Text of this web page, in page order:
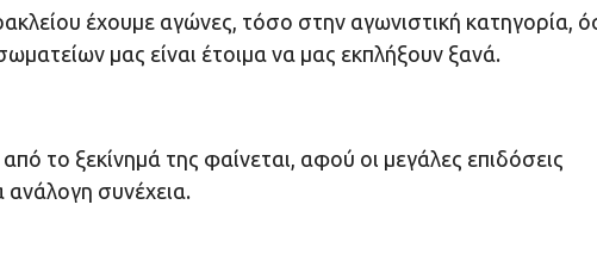
έχουμε αγώνες, τόσο στην αγωνιστική κατηγορία,
μας είναι έτοιμα να μας εκπλήξουν ξανά.
το ξεκίνημά της φαίνεται, αφού οι μεγάλες επιδόσεις
ανάλογη συνέχεια.